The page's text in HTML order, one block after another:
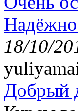
18/10/
Добрый